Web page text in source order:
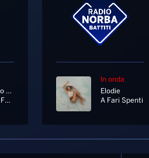
Francesco Gabbani
Summer Funk
In onda
Elodie
A Fari Spenti